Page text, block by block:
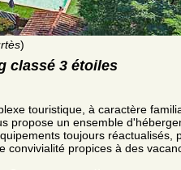
)
classé 3 étoiles
touristique, à caractère
propose un ensemble
toujours réactualisés,
convivialité propices à des